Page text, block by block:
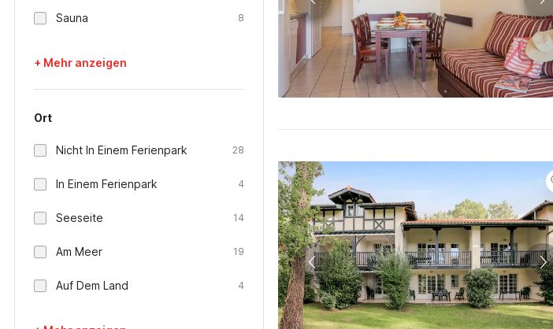
Sauna 8
+ Mehr anzeigen
Ort
Nicht In Einem Ferienpark 28
In Einem Ferienpark 4
Seeseite 14
Am Meer 19
Auf Dem Land 4